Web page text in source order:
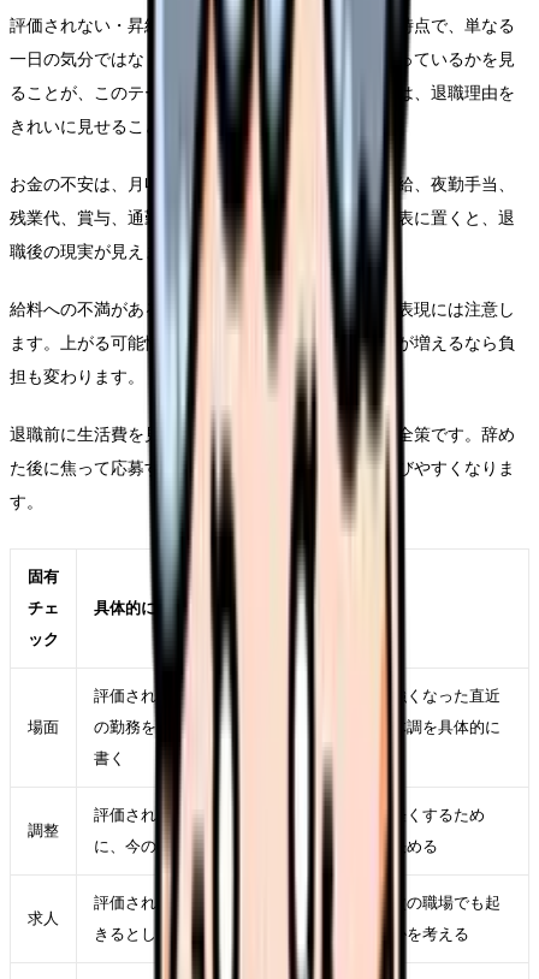
評価されない・昇給しないから辞めたいが出てきた時点で、単なる
一日の気分ではなく、勤務条件として何が積み上がっているかを見
ることが、このテーマの入口です。ここで大切なのは、退職理由を
きれいに見せることではありません。
お金の不安は、月収だけでは判断できません。基本給、夜勤手当、
残業代、賞与、通勤時間、社会保険、固定費を同じ表に置くと、退
職後の現実が見えます。
給料への不満がある時ほど、年収アップを保証する表現には注意し
ます。上がる可能性はありますが、夜勤回数や残業が増えるなら負
担も変わります。
退職前に生活費を見ておくことは、弱気ではなく安全策です。辞め
た後に焦って応募すると、また同じ条件の職場を選びやすくなりま
す。
固有
チェ
ック
具体的に見ること
場面
評価されない・昇給しないから辞めたいが強くなった直近
の勤務を一つ選び、時間帯、相手、業務、体調を具体的に
書く
調整
評価されない・昇給しないから辞めたいを軽くするため
に、今の職場で一つだけ変えられる条件を決める
求人
評価されない・昇給しないから辞めたいが次の職場でも起
きるとしたら、求人票のどの項目に表れるかを考える